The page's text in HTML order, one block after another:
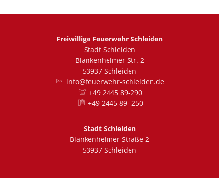
Freiwillige Feuerwehr Schleiden
Stadt Schleiden
Blankenheimer Str. 2
53937 Schleiden
info@feuerwehr-schleiden.de
+49 2445 89-290
+49 2445 89- 250
Stadt Schleiden
Blankenheimer Straße 2
53937 Schleiden